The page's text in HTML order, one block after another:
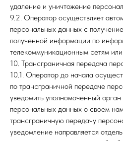
удаление и уничтожение
9.2. Оператор осуществляет
персональных данных с
полученной информации по
телекоммуникационным сетям
10. Трансграничная передача
10.1. Оператор до начала
по трансграничной передаче
уведомить уполномоченный
персональных данных о своем
трансграничную передачу
уведомление направляется
КГКУ
Адрес: г. Красноярск ул. Маерчака, 40